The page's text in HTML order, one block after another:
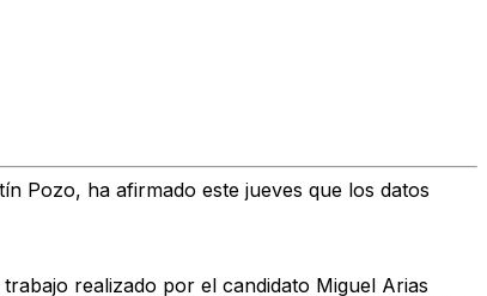
Pozo, ha afirmado este jueves que los datos
realizado por el candidato Miguel Arias